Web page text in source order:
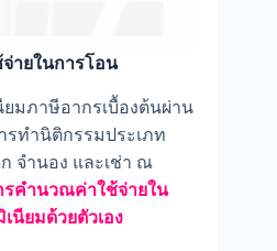
ายในการโอน
มภาษีอากรเบื้องต้นผ่าน
รทำนิติกรรมประเภท
จำนอง และเช่า ณ
คำนวณค่าใช้จ่ายใน
นียมด้วยตัวเอง